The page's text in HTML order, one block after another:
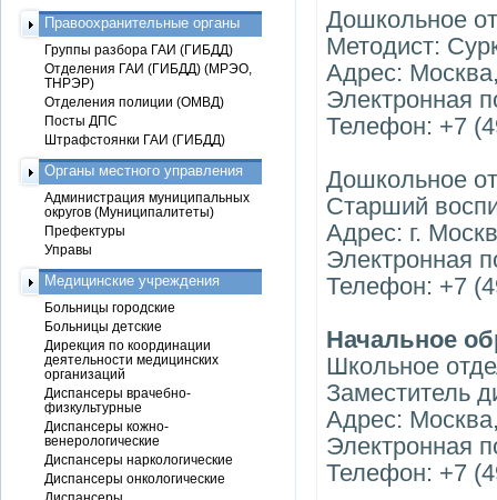
Дошкольное
Методист:
Адрес:
Электронная
Телефон: +7
Дошкольное
Старший
Адрес: г.
Электронная
Телефон: +7
Начальное
Школьное
Заместитель
Адрес:
Электронная
Телефон: +7
Правоохранительные органы
Группы разбора ГАИ (ГИБДД)
Отделения ГАИ (ГИБДД) (МРЭО,
ТНРЭР)
Отделения полиции (ОМВД)
Посты ДПС
Штрафстоянки ГАИ (ГИБДД)
Органы местного управления
Администрация муниципальных
округов (Муниципалитеты)
Префектуры
Управы
Медицинские учреждения
Больницы городские
Больницы детские
Дирекция по координации
деятельности медицинских
организаций
Диспансеры врачебно-
физкультурные
Диспансеры кожно-
венерологические
Диспансеры наркологические
Диспансеры онкологические